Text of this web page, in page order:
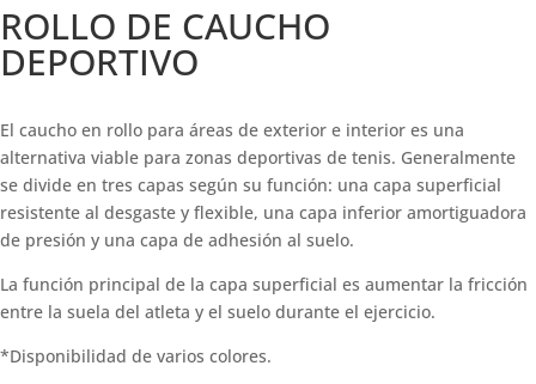
ROLLO DE CAUCHO
DEPORTIVO
El caucho en rollo para áreas de exterior e interior es una
alternativa viable para zonas deportivas de tenis. Generalmente
se divide en tres capas según su función: una capa superficial
resistente al desgaste y flexible, una capa inferior amortiguadora
de presión y una capa de adhesión al suelo.
La función principal de la capa superficial es aumentar la fricción
entre la suela del atleta y el suelo durante el ejercicio.
*Disponibilidad de varios colores.